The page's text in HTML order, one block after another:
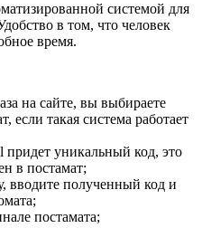
системой для
в том, что человек
время.
на сайте, вы выбираете
если такая система работает
уникальный код, это
в постамат;
вводите полученный код и
постамата;